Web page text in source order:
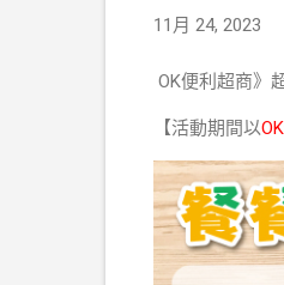
11月 24, 2023
OK便利超商》
【活動期間以